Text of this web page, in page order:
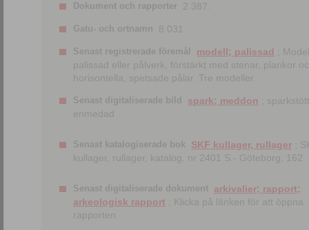
Dokument och rapporter 2 387.
Gatu- och ortnamn 8 031.
Senast registrerade föremål modell; palissad
;
palissad eller pålverk, förstärkt med stenar, plankor
horisontella, spetsade pålar. Tre modeller.
Senast digitaliserade bild spark; meddon ;
enmedad
Senast katalogiserade bok SKF kullager, rullager ;
kullager, rullager, katalog. nr 2401 S.- Göteborg, 162
Senast digitaliserade dokument arkivalier; rapport;
arkeologisk rapport ; Klicka på länken för att öppna
rapporten